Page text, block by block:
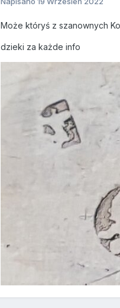
Może któryś z szanownych
dzieki za każde info